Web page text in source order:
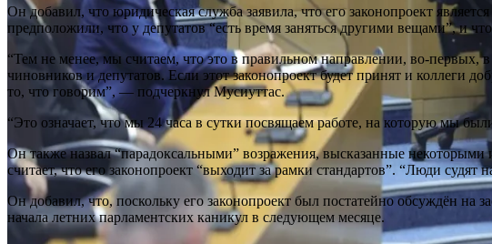
Он добавил, что юридическая служба заявила, что его законопроект
предположили, что у депутатов “есть время заняться другими вещами”, и
“Тем не менее, мы считаем, что это в правильном направлении, во-первых,
чиновников и депутатов. Если этот законопроект будет принят и коллеги
то, что говорим”, — подчеркнул Мусиуттас.
“Это означает, что мы 24 часа в сутки посвящаем работе, на которую мы
Он также назвал “парадоксальными” возражения, высказанные
считает, что его законопроект “выходит за рамки стандартов”. “Люди
Он добавил, что, поскольку его законопроект был постатейно обсуждён на
начала летних парламентских каникул в следующем месяце.